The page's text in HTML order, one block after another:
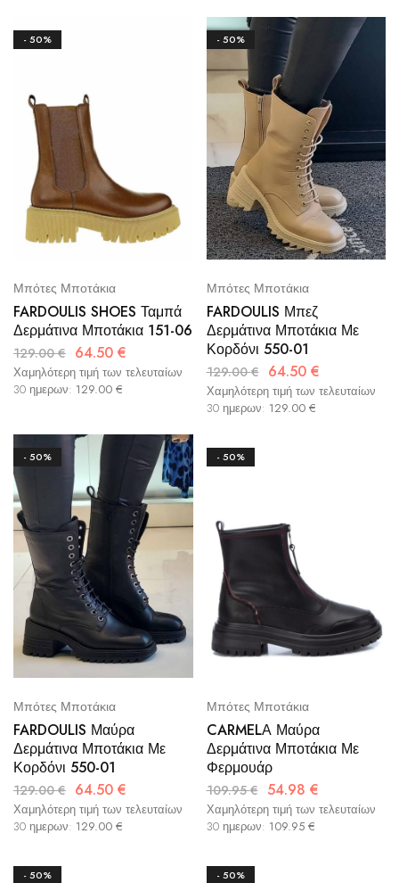
- 50%
Μπότες Μποτάκια
FARDOULIS SHOES Ταμπά
Δερμάτινα Μποτάκια 151-06
129.00€ 64.50 €
Χαμηλότερη τιμή των τελευταίων
30 ημερων: 129.00 €
- 50%
Μπότες Μποτάκια
FARDOULIS Μπεζ
Δερμάτινα Μποτάκια Με
Κορδόνι 550-01
129.00€ 64.50 €
Χαμηλότερη τιμή των τελευταίων
30 ημερων: 129.00 €
- 50%
Μπότες Μποτάκια
FARDOULIS Μαύρα
Δερμάτινα Μποτάκια Με
Κορδόνι 550-01
129.00€ 64.50 €
Χαμηλότερη τιμή των τελευταίων
30 ημερων: 129.00 €
- 50%
Μπότες Μποτάκια
CARMELΑ Μαύρα
Δερμάτινα Μποτάκια Με
Φερμουάρ
109.95€ 54.98 €
Χαμηλότερη τιμή των τελευταίων
30 ημερων: 109.95 €
- 50% - 50%